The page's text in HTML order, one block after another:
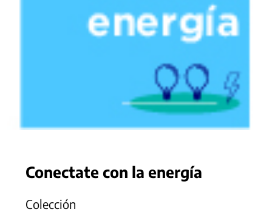
Conectate con la energía
Colección